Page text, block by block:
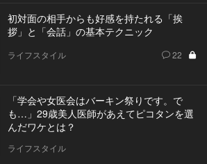
初対面の相手からも好感を持たれる「挨
拶」と「会話」の基本テクニック
ライフスタイル 22
「学会や女医会はバーキン祭りです。で
も…」29歳美人医師があえてピコタンを選
んだワケとは？
ライフスタイル